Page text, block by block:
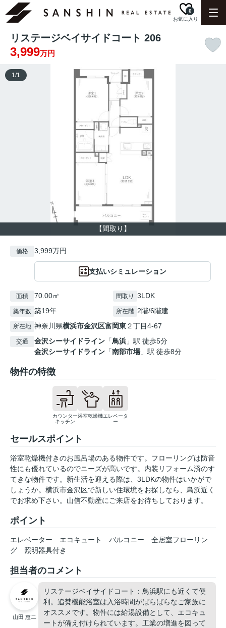
お気に入り
0
リステージベイサイドコート 206
3,999万円
【間取り】
1/1
価格 3,999万円
支払いシミュレーション
面積 70.00㎡ 間取り 3LDK
築年数 築19年 所在階 2階/6階建
所在地 神奈川県横浜市金沢区富岡東２丁目4-67
交通 金沢シーサイドライン 「鳥浜 」駅 徒歩5分
金沢シーサイドライン 「南部市場」駅 徒歩8分
物件の特徴
カウンター
キッチン
浴室乾燥機エレベータ
ー
セールスポイント
浴室乾燥機付きのお風呂場のある物件です。フローリングは防音
性にも優れているのでニーズが高いです。内装リフォーム済のす
てきな物件です。新生活を迎える際は、3LDKの物件はいかがで
しょうか。横浜市金沢区で新しい住環境をお探しなら、鳥浜近く
でお求め下さい。山信不動産にご来店をお待ちしております。
ポイント
エレベーター エコキュート バルコニー
全居室フローリン
グ
照明器具付き
担当者のコメント
山田 恵二
リステージベイサイドコート：鳥浜駅にも近くて便
利。追焚機能浴室は入浴時間がばらばらなご家族に
オススメです。物件には給湯設備として、エコキュ
ートが備え付けられています。工業の増進を図って